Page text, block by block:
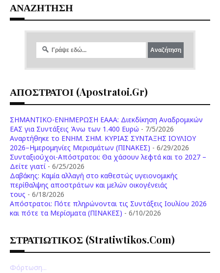
ΑΝΑΖΗΤΗΣΗ
ΑΠΟΣΤΡΑΤΟΙ (apostratoi.gr)
ΣΗΜΑΝΤΙΚΟ-ΕΝΗΜΕΡΩΣΗ ΕΑΑΑ: Διεκδίκηση Αναδρομικών
ΕΑΣ για Συντάξεις Άνω των 1.400 Ευρώ - 7/5/2026
Aναρτήθηκε το ENHM. ΣΗΜ. ΚΥΡΙΑΣ ΣΥΝΤΑΞΗΣ ΙΟΥΛΙΟΥ
2026–Ημερομηνίες Μερισμάτων (ΠΙΝΑΚΕΣ) - 6/29/2026
Συνταξιούχοι-Απόστρατοι: Θα χάσουν λεφτά και το 2027 –
Δείτε γιατί - 6/25/2026
Δαβάκης: Καμία αλλαγή στο καθεστώς υγειονομικής
περίθαλψης αποστράτων και μελών οικογένειάς
τους - 6/18/2026
Aπόστρατοι: Πότε πληρώνονται τις Συντάξεις Ιουλίου 2026
και πότε τα Μερίσματα (ΠΙΝΑΚΕΣ) - 6/10/2026
ΣΤΡΑΤΙΩΤΙΚΟΣ (stratiwtikos.com)
Φόρτωση...